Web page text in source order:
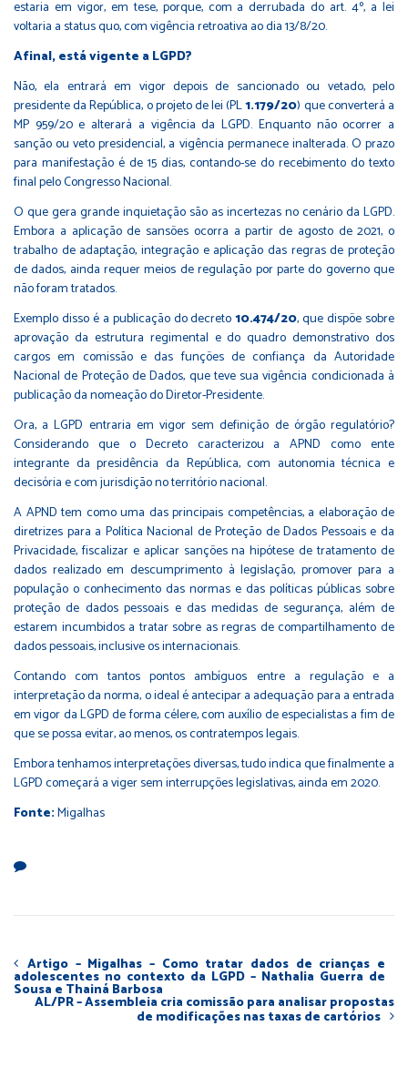
estaria em vigor, em tese, porque, com a derrubada do art. 4º, a lei
voltaria a status quo, com vigência retroativa ao dia 13/8/20.
Afinal, está vigente a LGPD?
Não, ela entrará em vigor depois de sancionado ou vetado, pelo
presidente da República, o projeto de lei (PL1.179/20) que converterá a
MP 959/20 e alterará a vigência da LGPD. Enquanto não ocorrer a
sanção ou veto presidencial, a vigência permanece inalterada. O prazo
para manifestação é de 15 dias, contando-se do recebimento do texto
final pelo Congresso Nacional.
O que gera grande inquietação são as incertezas no cenário da LGPD.
Embora a aplicação de sansões ocorra a partir de agosto de 2021, o
trabalho de adaptação, integração e aplicação das regras de proteção
de dados, ainda requer meios de regulação por parte do governo que
não foram tratados.
Exemplo disso é a publicação do decreto10.474/20, que dispõe sobre
aprovação da estrutura regimental e do quadro demonstrativo dos
cargos em comissão e das funções de confiança da Autoridade
Nacional de Proteção de Dados, que teve sua vigência condicionada à
publicação da nomeação do Diretor-Presidente.
Ora, a LGPD entraria em vigor sem definição de órgão regulatório?
Considerando que o Decreto caracterizou a APND como ente
integrante da presidência da República, com autonomia técnica e
decisória e com jurisdição no território nacional.
A APND tem como uma das principais competências, a elaboração de
diretrizes para a Política Nacional de Proteção de Dados Pessoais e da
Privacidade, fiscalizar e aplicar sanções na hipótese de tratamento de
dados realizado em descumprimento à legislação, promover para a
população o conhecimento das normas e das políticas públicas sobre
proteção de dados pessoais e das medidas de segurança, além de
estarem incumbidos a tratar sobre as regras de compartilhamento de
dados pessoais, inclusive os internacionais.
Contando com tantos pontos ambíguos entre a regulação e a
interpretação da norma, o ideal é antecipar a adequação para a entrada
em vigor da LGPD de forma célere, com auxílio de especialistas a fim de
que se possa evitar, ao menos, os contratempos legais.
Embora tenhamos interpretações diversas, tudo indica que finalmente a
LGPD começará a viger sem interrupções legislativas, ainda em 2020.
Fonte:Migalhas
Artigo – Migalhas – Como tratar dados de crianças e
adolescentes no contexto da LGPD – Nathalia Guerra de
Sousa e Thainá Barbosa
AL/PR – Assembleia cria comissão para analisar propostas
de modificações nas taxas de cartórios